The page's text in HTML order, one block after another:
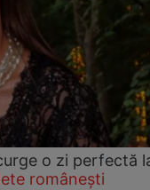
o zi perfectă
românești